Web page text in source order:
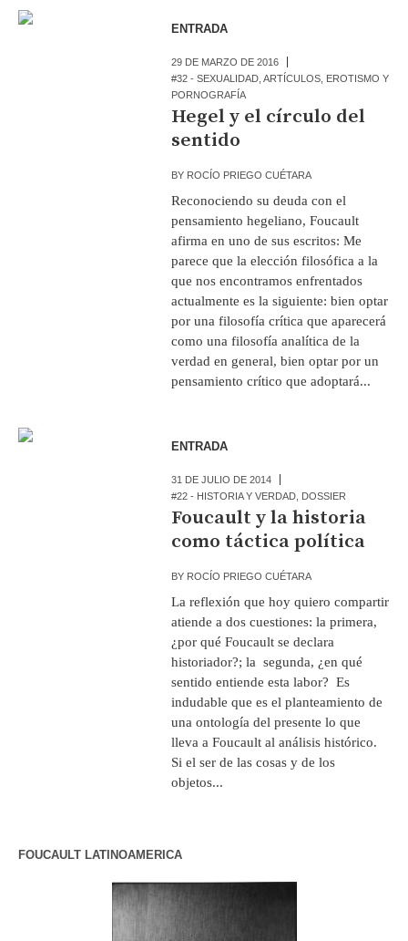
ENTRADA
29 DE MARZO DE 2016
#32 - SEXUALIDAD ,ARTÍCULOS EROTISMO Y
PORNOGRAFÍA
Hegel y el círculo del
sentido
BY ROCÍO PRIEGO CUÉTARA
Reconociendo su deuda con el
pensamiento hegeliano, Foucault
afirma en uno de sus escritos: Me
parece que la elección filosófica a la
que nos encontramos enfrentados
actualmente es la siguiente: bien optar
por una filosofía crítica que aparecerá
como una filosofía analítica de la
verdad en general, bien optar por un
pensamiento crítico que adoptará...
ENTRADA
31 DE JULIO DE 2014
#22 - HISTORIA Y VERDAD DOSSIER
Foucault y la historia
como táctica política
BY ROCÍO PRIEGO CUÉTARA
La reflexión que hoy quiero compartir
atiende a dos cuestiones: la primera,
¿por qué Foucault se declara
historiador?; la segunda, ¿en qué
sentido entiende esta labor? Es
indudable que es el planteamiento de
una ontología del presente lo que
lleva a Foucault al análisis histórico.
Si el ser de las cosas y de los
objetos...
FOUCAULT LATINOAMERICA